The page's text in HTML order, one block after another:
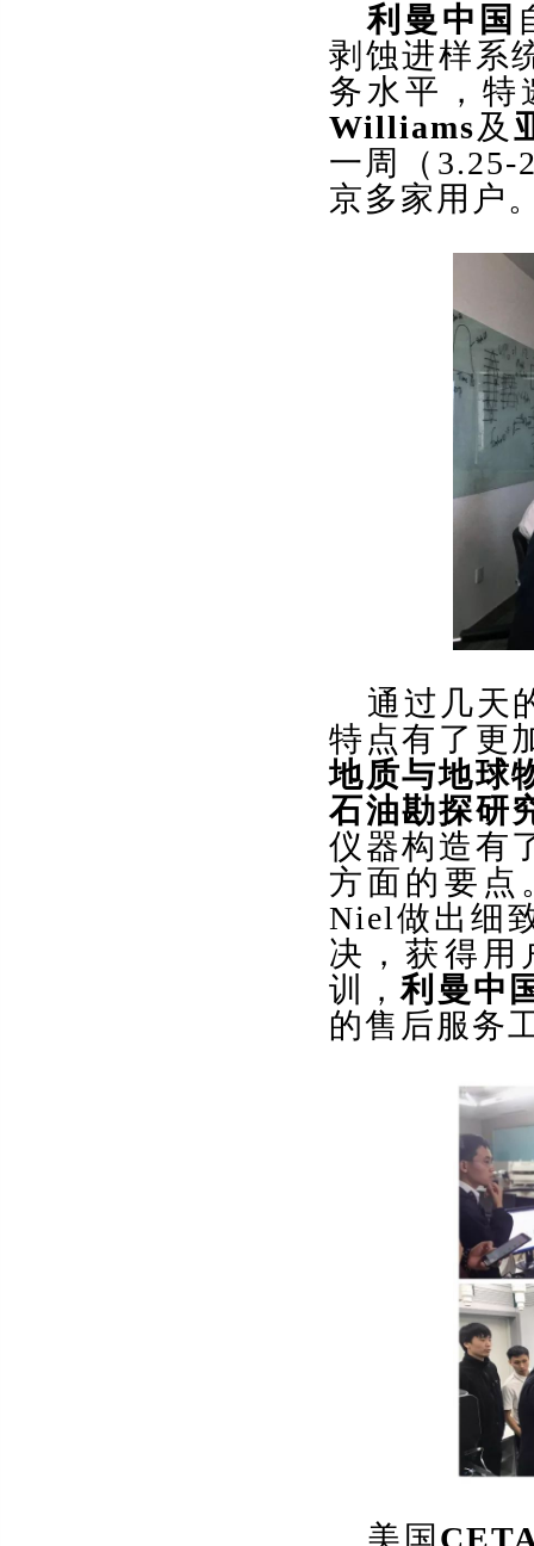
利曼中国
剥蚀进样系
务水平，特
Williams及
一周（3.25-
京多家用户
通过几天
特点有了更
地质与地球
石油勘探研
仪器构造有
方面的要点
Niel做出细
决，获得用
训，利曼中
的售后服务
美国